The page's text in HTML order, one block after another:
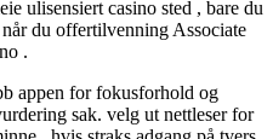
ulisensiert casino sted , bare du
du offertilvenning Associate
.
appen for fokusforhold og
sak. velg ut nettleser for